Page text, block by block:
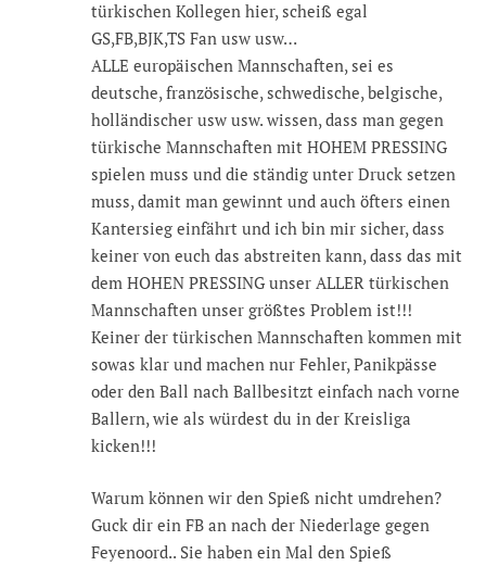
türkischen Kollegen hier, scheiß egal
GS,FB,BJK,TS Fan usw usw…
ALLE europäischen Mannschaften, sei es
deutsche, französische, schwedische, belgische,
holländischer usw usw. wissen, dass man gegen
türkische Mannschaften mit HOHEM PRESSING
spielen muss und die ständig unter Druck setzen
muss, damit man gewinnt und auch öfters einen
Kantersieg einfährt und ich bin mir sicher, dass
keiner von euch das abstreiten kann, dass das mit
dem HOHEN PRESSING unser ALLER türkischen
Mannschaften unser größtes Problem ist!!!
Keiner der türkischen Mannschaften kommen mit
sowas klar und machen nur Fehler, Panikpässe
oder den Ball nach Ballbesitzt einfach nach vorne
Ballern, wie als würdest du in der Kreisliga
kicken!!!
Warum können wir den Spieß nicht umdrehen?
Guck dir ein FB an nach der Niederlage gegen
Feyenoord.. Sie haben ein Mal den Spieß